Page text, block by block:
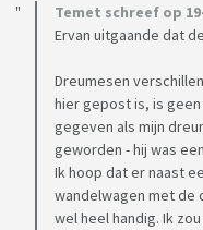
Temet schreef op
Ervan uitgaande dat
Dreumesen
hier gepost is, is
gegeven als mijn
geworden - hij was
Ik hoop dat er naast
wandelwagen met de
wel heel handig. Ik